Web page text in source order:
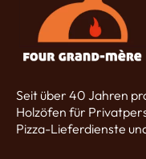
Seit über 40 Jahren
Holzöfen für
Pizza-Lieferdienste